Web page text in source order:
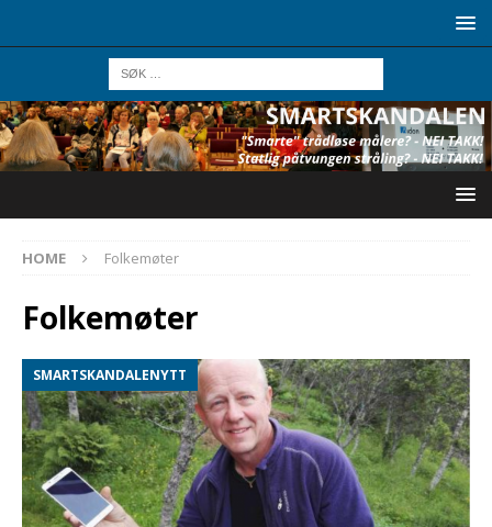
HOME Folkemøter
Folkemøter
SMARTSKANDALENYTT